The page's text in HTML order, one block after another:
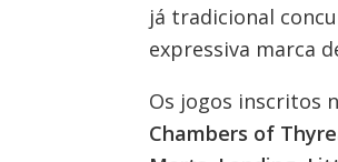
já tradicional
expressiva marca
Os jogos inscritos
Chambers of